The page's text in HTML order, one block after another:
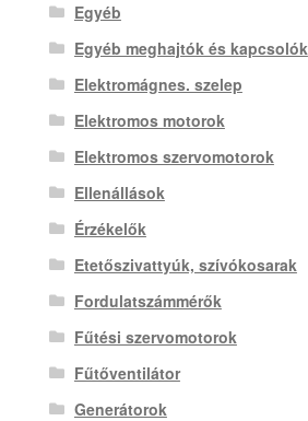
Egyéb
Egyéb meghajtók és kapcsolók
Elektromágnes. szelep
Elektromos motorok
Elektromos szervomotorok
Ellenállások
Érzékelők
Etetőszivattyúk, szívókosarak
Fordulatszámmérők
Fűtési szervomotorok
Fűtőventilátor
Generátorok